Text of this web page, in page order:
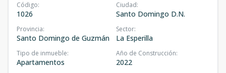
Código:
1026
Ciudad:
Santo Domingo D.N.
Provincia:
Santo Domingo de Guzmán
Sector:
La Esperilla
Tipo de inmueble:
Apartamentos
Año de Construcción:
2022